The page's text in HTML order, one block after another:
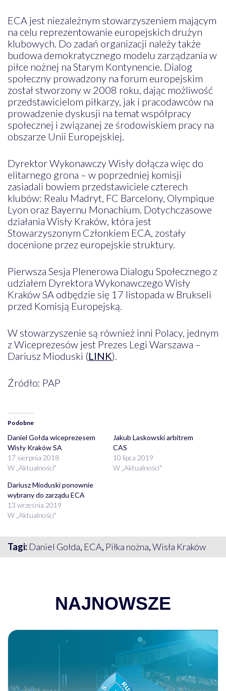
ECA jest niezależnym stowarzyszeniem mającym
na celu reprezentowanie europejskich drużyn
klubowych. Do zadań organizacji należy także
budowa demokratycznego modelu zarządzania w
piłce nożnej na Starym Kontynencie. Dialog
społeczny prowadzony na forum europejskim
został stworzony w 2008 roku, dając możliwość
przedstawicielom piłkarzy, jak i pracodawców na
prowadzenie dyskusji na temat współpracy
społecznej i związanej ze środowiskiem pracy na
obszarze Unii Europejskiej.
Dyrektor Wykonawczy Wisły dołącza więc do
elitarnego grona – w poprzedniej komisji
zasiadali bowiem przedstawiciele czterech
klubów: Realu Madryt, FC Barcelony, Olympique
Lyon oraz Bayernu Monachium. Dotychczasowe
działania Wisły Kraków, która jest
Stowarzyszonym Członkiem ECA, zostały
docenione przez europejskie struktury.
Pierwsza Sesja Plenerowa Dialogu Społecznego z
udziałem Dyrektora Wykonawczego Wisły
Kraków SA odbędzie się 17 listopada w Brukseli
przed Komisją Europejską.
W stowarzyszenie są również inni Polacy, jednym
z Wiceprezesów jest Prezes Legi Warszawa –
Dariusz Mioduski (LINK).
Źródło: PAP
Podobne
Daniel Gołda wiceprezesem
Wisły Kraków SA
17 sierpnia 2018
W „Aktualności"
Jakub Laskowski arbitrem
CAS
10 lipca 2019
W „Aktualności"
Dariusz Mioduski ponownie
wybrany do zarządu ECA
13 września 2019
W „Aktualności"
Tagi: Daniel Gołda, ECA, Piłka nożna,Wisła Kraków
NAJNOWSZE